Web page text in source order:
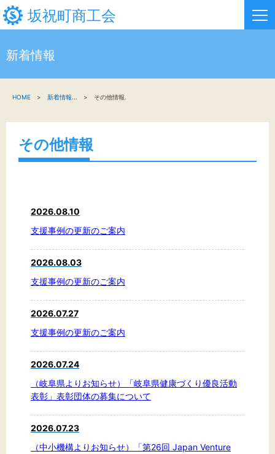
坂祝町商工会
新着情報
関係機関の方へ
文字サイズ
標準 拡大
背景色
新着情報
HOME 新着情報 その他情報.
その他情報
2026.08.10
支援事例の更新のご案内
2026.08.03
支援事例の更新のご案内
2026.07.27
支援事例の更新のご案内
2026.07.24
（岐阜県よりお知らせ）「岐阜県健康づくり優良活動
表彰」表彰団体の募集について
2026.07.23
（中小機構よりお知らせ）「第26回 Japan Venture